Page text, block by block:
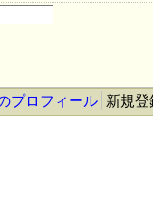
プロフィール 新規